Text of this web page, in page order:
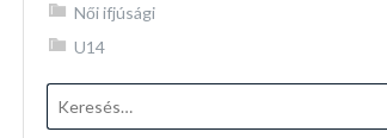
Női ifjúsági
U14